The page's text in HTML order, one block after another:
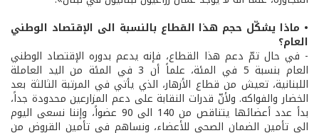
• ماذا يشكّل حجم هذا القطاع بالنسبة الى الإقتصاد الوطني
العام؟
- في حال تمّ دعم هذا القطاع، فإنه يدعم بدوره الإقتصاد الوطني
العام بنسبة 5 في المئة، علماً أن 3 في المئة من اليد العاملة
اللبنانية، تعيش من قطاع الأزهار، الذي يأتي في المرتبة الثالثة بعد
الخضار والفواكه. ولأنّ قدرات النقابة على دعم المزارعين محدودة جداً،
بدأ عدد أعضائها يتناقص من 140 الى 90 عضواً، وإننا نسعى اليوم
الى تأمين الضمان الصحي للأعضاء، ونساهم في تأمين القروض من